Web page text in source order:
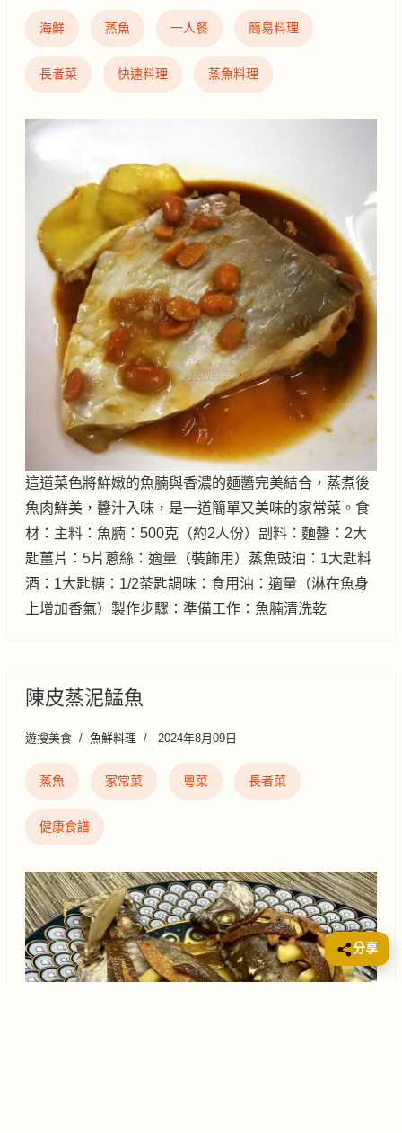
海鮮 蒸魚 一人餐 簡易料理
長者菜 快速料理 蒸魚料理
這道菜色將鮮嫩的魚腩與香濃的麵醬完美結合，蒸煮後
魚肉鮮美，醬汁入味，是一道簡單又美味的家常菜。食
材：主料：魚腩：500克（約2人份）副料：麵醬：2大
匙薑片：5片蔥絲：適量（裝飾用）蒸魚豉油：1大匙料
酒：1大匙糖：1/2茶匙調味：食用油：適量（淋在魚身
上增加香氣）製作步驟：準備工作：魚腩清洗乾
陳皮蒸泥鯭魚
遊搜美食 魚鮮料理 2024年8月09日
蒸魚 家常菜 粵菜 長者菜
健康食譜
分享